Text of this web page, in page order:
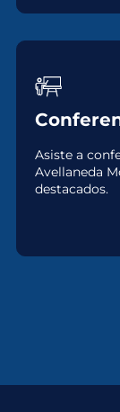
Asiste a
Avellaneda
destacados.